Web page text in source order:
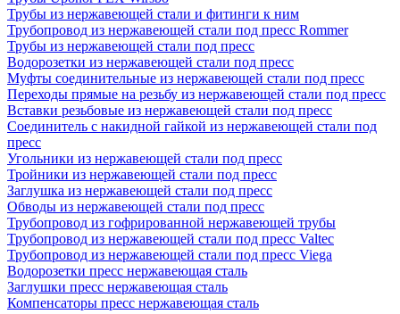
Трубы из нержавеющей стали и фитинги к ним
Трубопровод из нержавеющей стали под пресс Rommer
Трубы из нержавеющей стали под пресс
Водорозетки из нержавеющей стали под пресс
Муфты соединительные из нержавеющей стали под пресс
Переходы прямые на резьбу из нержавеющей стали под пресс
Вставки резьбовые из нержавеющей стали под пресс
Соединитель с накидной гайкой из нержавеющей стали под
пресс
Угольники из нержавеющей стали под пресс
Тройники из нержавеющей стали под пресс
Заглушка из нержавеющей стали под пресс
Обводы из нержавеющей стали под пресс
Трубопровод из гофрированной нержавеющей трубы
Трубопровод из нержавеющей стали под пресс Valtec
Трубопровод из нержавеющей стали под пресс Viega
Водорозетки пресс нержавеющая сталь
Заглушки пресс нержавеющая сталь
Компенсаторы пресс нержавеющая сталь